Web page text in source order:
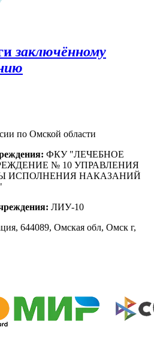
заключённому
по Омской области
ФКУ "ЛЕЧЕБНОЕ
№ 10 УПРАВЛЕНИЯ
ИСПОЛНЕНИЯ НАКАЗАНИЙ
ЛИУ-10
644089, Омская обл, Омск г,